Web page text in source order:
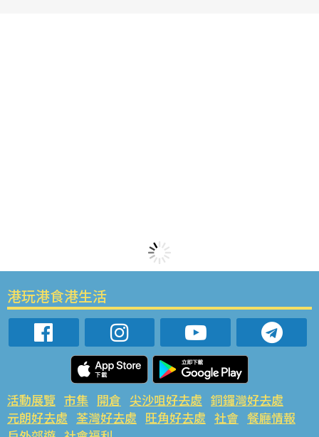
港玩港食港生活
活動展覽 市集 開倉 尖沙咀好去處 銅鑼灣好去處
元朗好去處 荃灣好去處 旺角好去處 社會 餐廳情報